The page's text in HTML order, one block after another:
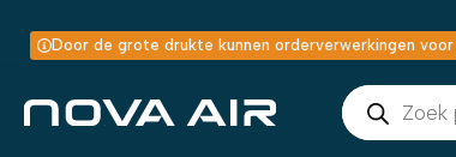
Door de grote drukte kunnen orderverwerkingen
Producten
zoeken